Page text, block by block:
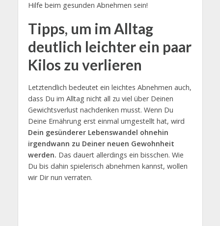
Hilfe beim gesunden Abnehmen sein!
Tipps, um im Alltag
deutlich leichter ein paar
Kilos zu verlieren
Letztendlich bedeutet ein leichtes Abnehmen auch,
dass Du im Alltag nicht all zu viel über Deinen
Gewichtsverlust nachdenken musst. Wenn Du
Deine Ernährung erst einmal umgestellt hat, wird
Dein gesünderer Lebenswandel ohnehin
irgendwann zu Deiner neuen Gewohnheit
werden. Das dauert allerdings ein bisschen. Wie
Du bis dahin spielerisch abnehmen kannst, wollen
wir Dir nun verraten.